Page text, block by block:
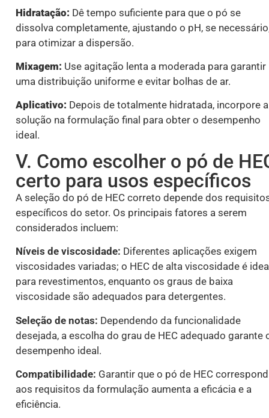
Hidratação: Dê tempo suficiente para que o pó se
dissolva completamente, ajustando o pH, se
para otimizar a dispersão.
Mixagem: Use agitação lenta a moderada para garantir
uma distribuição uniforme e evitar bolhas de ar.
Aplicativo: Depois de totalmente hidratada, incorpore a
solução na formulação final para obter o desempenho
ideal.
V. Como escolher o pó de
certo para usos específicos
A seleção do pó de HEC correto depende dos
específicos do setor. Os principais fatores a serem
considerados incluem:
Níveis de viscosidade: Diferentes aplicações exigem
viscosidades variadas; o HEC de alta viscosidade é
para revestimentos, enquanto os graus de baixa
viscosidade são adequados para detergentes.
Seleção de notas: Dependendo da funcionalidade
desejada, a escolha do grau de HEC adequado garante
desempenho ideal.
Compatibilidade: Garantir que o pó de HEC
aos requisitos da formulação aumenta a eficácia e a
eficiência.